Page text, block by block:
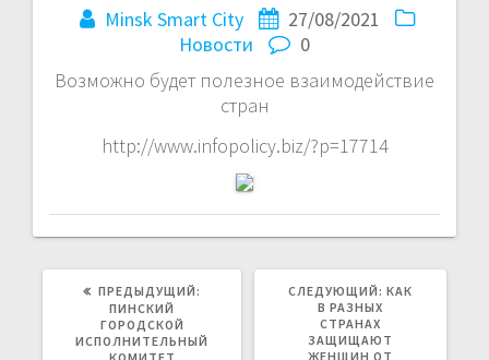
Minsk Smart City
27/08/2021
Новости
0
Возможно будет полезное взаимодействие
стран
http://www.infopolicy.biz/?p=17714
ПРЕДЫДУЩИЙ: ПРЕДЫДУЩАЯ
ПИНСКИЙ
ГОРОДСКОЙ
ИСПОЛНИТЕЛЬНЫЙ
СЛЕДУЮЩИЙ: СЛЕДУЮЩАЯ
КАК
В РАЗНЫХ
СТРАНАХ
ЗАЩИЩАЮТ
ЖЕНЩИН ОТ